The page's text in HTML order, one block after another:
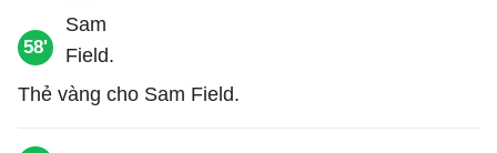
58'
Thẻ vàng cho Sam Field.